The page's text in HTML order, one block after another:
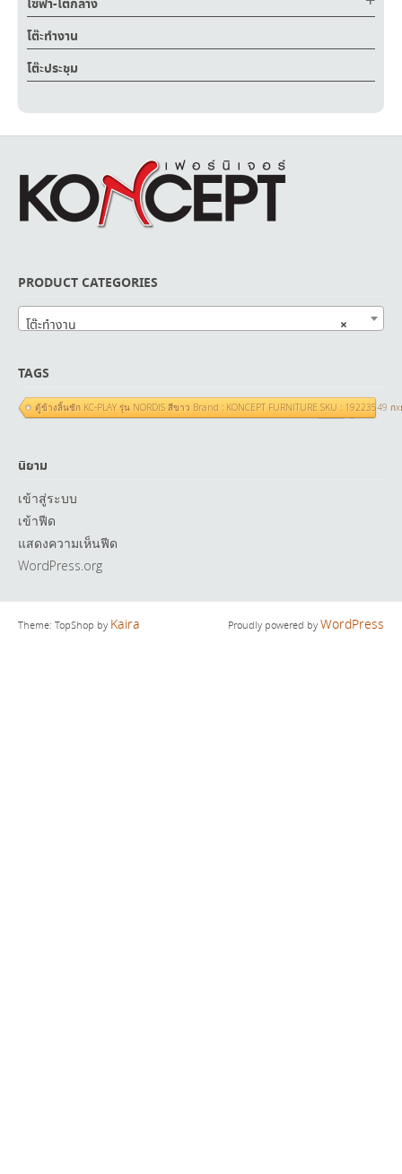
โซฟา-โต๊กลาง
โต๊ะทำงาน
โต๊ะประชุม
PRODUCT CATEGORIES
×
โต๊ะทำงาน
TAGS
ตู้ข้างลิ้นชัก KC-PLAY รุ่น NORDIS สีขาว Brand : KONCEPT FURNITURE SKU : 19223549 ก
นิยาม
เข้าสู่ระบบ
เข้าฟีด
แสดงความเห็นฟีด
WordPress.org
Theme: TopShop by Kaira Proudly powered byWordPress